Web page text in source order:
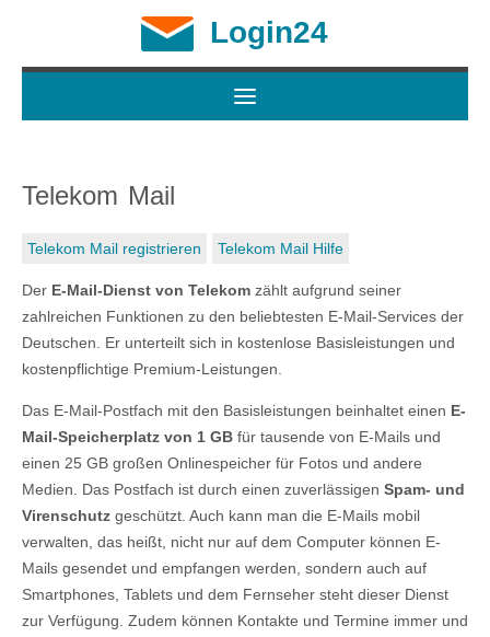
Login24
Telekom Mail
Telekom Mail registrieren Telekom Mail Hilfe
Der E-Mail-Dienst von Telekom zählt aufgrund seiner
zahlreichen Funktionen zu den beliebtesten E-Mail-Services der
Deutschen. Er unterteilt sich in kostenlose Basisleistungen und
kostenpflichtige Premium-Leistungen.
Das E-Mail-Postfach mit den Basisleistungen beinhaltet einen E-
Mail-Speicherplatz von 1 GB für tausende von E-Mails und
einen 25 GB großen Onlinespeicher für Fotos und andere
Medien. Das Postfach ist durch einen zuverlässigen Spam- und
Virenschutz geschützt. Auch kann man die E-Mails mobil
verwalten, das heißt, nicht nur auf dem Computer können E-
Mails gesendet und empfangen werden, sondern auch auf
Smartphones, Tablets und dem Fernseher steht dieser Dienst
zur Verfügung. Zudem können Kontakte und Termine immer und